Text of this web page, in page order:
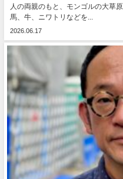
人の両親のもと、モンゴルの大草
馬、牛、ニワトリなどを...
2026.06.17